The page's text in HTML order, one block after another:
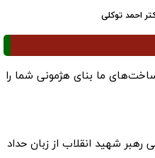
احمد توکلی
ما بنای هژمونی شما را
رهبر شهید انقلاب از زبان حداد